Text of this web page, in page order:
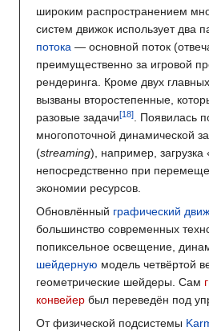
широким распространением
систем движок использует два
потока — основной поток
преимущественно за игровой
рендеринга. Кроме двух
вызваны второстепенные,
разовые задачи
. Появилась
многопоточной динамической
(streaming), например, загрузка
непосредственно при
экономии ресурсов.
Обновлённый графический
большинство современных
попиксельное освещение,
шейдерную модель четвёртой
геометрические шейдеры. Сам
конвейер был переведён под
От физической подсистемы